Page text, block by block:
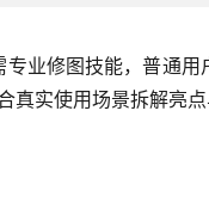
业修图技能，普通
实使用场景拆解亮点